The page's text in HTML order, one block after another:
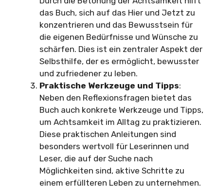
das Buch, sich auf das Hier und Jetzt zu
konzentrieren und das Bewusstsein für
die eigenen Bedürfnisse und Wünsche zu
schärfen. Dies ist ein zentraler Aspekt der
Selbsthilfe, der es ermöglicht, bewusster
und zufriedener zu leben.
Praktische Werkzeuge und Tipps:
Neben den Reflexionsfragen bietet das
Buch auch konkrete Werkzeuge und Tipps,
um Achtsamkeit im Alltag zu praktizieren.
Diese praktischen Anleitungen sind
besonders wertvoll für Leserinnen und
Leser, die auf der Suche nach
Möglichkeiten sind, aktive Schritte zu
einem erfüllteren Leben zu unternehmen.